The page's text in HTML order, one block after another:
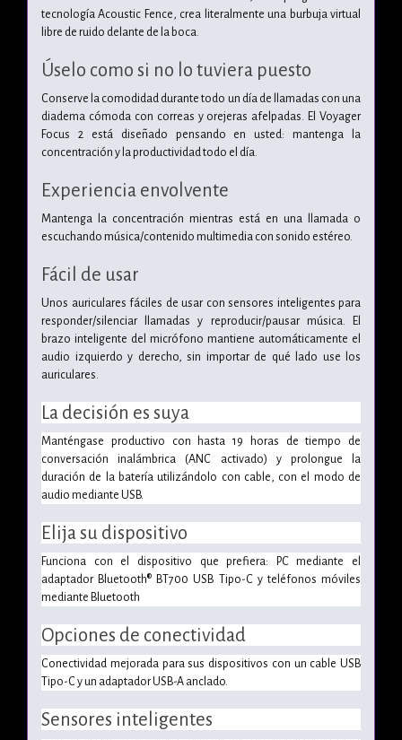
tecnología Acoustic Fence, crea literalmente una burbuja virtual
libre de ruido delante de la boca.
Úselo como si no lo tuviera puesto
Conserve la comodidad durante todo un día de llamadas con una
diadema cómoda con correas y orejeras afelpadas. El Voyager
Focus 2 está diseñado pensando en usted: mantenga la
concentración y la productividad todo el día.
Experiencia envolvente
Mantenga la concentración mientras está en una llamada o
escuchando música/contenido multimedia con sonido estéreo.
Fácil de usar
Unos auriculares fáciles de usar con sensores inteligentes para
responder/silenciar llamadas y reproducir/pausar música. El
brazo inteligente del micrófono mantiene automáticamente el
audio izquierdo y derecho, sin importar de qué lado use los
auriculares.
La decisión es suya
Manténgase productivo con hasta 19 horas de tiempo de
conversación inalámbrica (ANC activado) y prolongue la
duración de la batería utilizándolo con cable, con el modo de
audio mediante USB.
Elija su dispositivo
Funciona con el dispositivo que prefiera: PC mediante el
adaptador Bluetooth® BT700 USB Tipo-C y teléfonos móviles
mediante Bluetooth
Opciones de conectividad
Conectividad mejorada para sus dispositivos con un cable USB
Tipo-C y un adaptador USB-A anclado.
Sensores inteligentes